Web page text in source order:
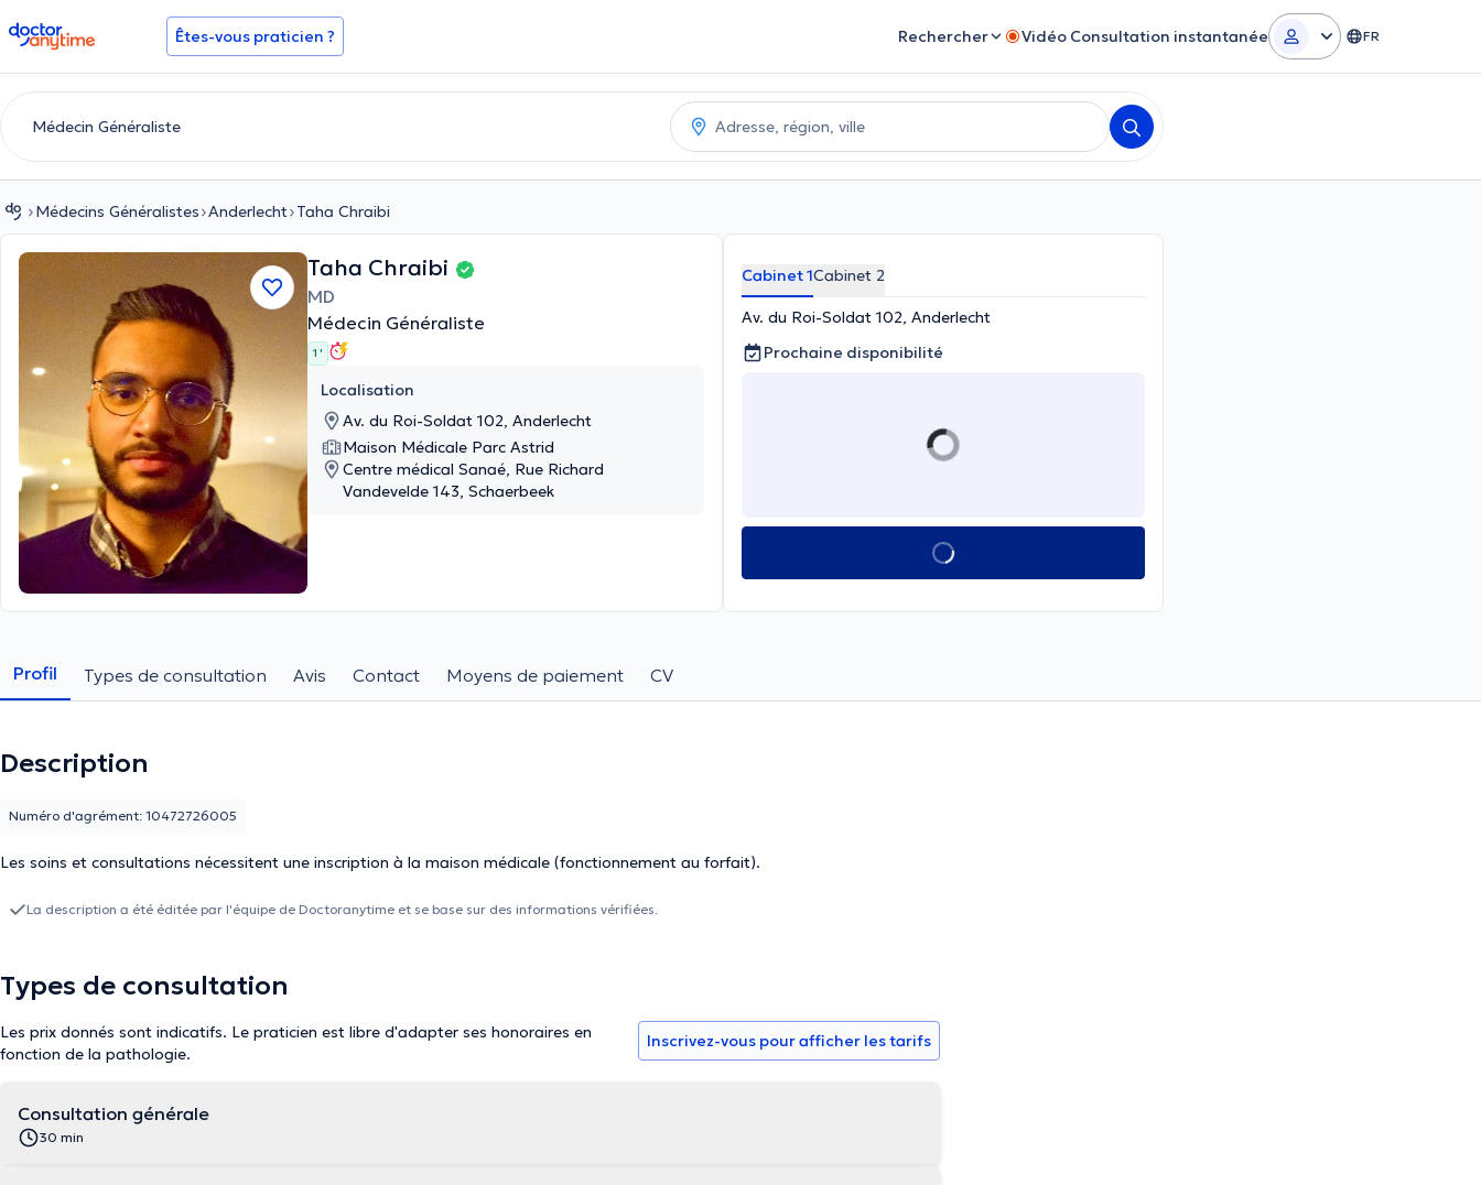
doctoranytime Êtes-vous praticien ? Rechercher Vidéo Consultation instantanée FR
Médecins Généralistes Anderlecht Taha Chraibi
Taha Chraibi
MD
Médecin Généraliste
1 '
Localisation
Av. du Roi-Soldat 102, Anderlecht
Maison Médicale Parc Astrid
Centre médical Sanaé, Rue Richard
Vandevelde 143, Schaerbeek
Cabinet 1Cabinet 2
Av. du Roi-Soldat 102, Anderlecht
Prochaine disponibilité
Profil Types de consultation Avis Contact Moyens de paiement CV
Description
Les soins et consultations nécessitent une inscription à la maison médicale (fonctionnement au forfait).
Numéro d'agrément: 10472726005
La description a été éditée par l'équipe de Doctoranytime et se base sur des informations vérifiées.
Types de consultation
Les prix donnés sont indicatifs. Le praticien est libre d'adapter ses honoraires en
fonction de la pathologie.
Inscrivez-vous pour afficher les tarifs
Consultation générale
30 min